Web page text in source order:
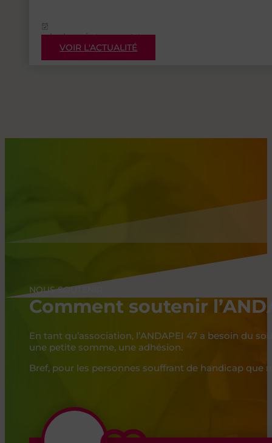
12/06/2026Événementiels
VOIR L'ACTUALITÉ
NOUS SOUTENIR
Comment soutenir
En tant qu’association, l’ANDAPEI 47 a besoin du
une petite somme, une adhésion.
Bref, pour les personnes souffrant de handicap